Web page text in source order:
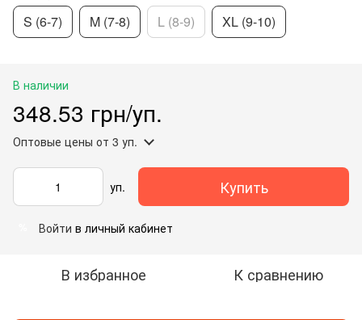
S (6-7) M (7-8) L (8-9) XL (9-10)
В наличии
348.53 грн/уп.
Оптовые цены от 3 уп.
уп. Купить
Войти в личный кабинет
В избранное К сравнению